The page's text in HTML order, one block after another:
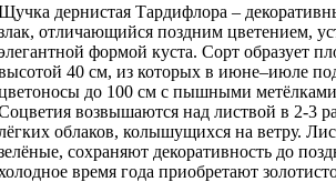
дернистая Тардифлора –
отличающийся поздним цветением,
формой куста. Сорт образует
40 см, из которых в июне–июле
до 100 см с пышными метёлками
возвышаются над листвой в 2-3
облаков, колышущихся на ветру.
сохраняют декоративность до
время года приобретают